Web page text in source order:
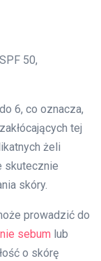
50,
6, co oznacza,
tej
żeli
skutecznie
skóry.
prowadzić do
sebum lub
o skórę